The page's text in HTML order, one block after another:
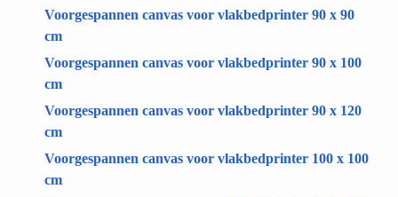
Voorgespannen canvas voor vlakbedprinter 90 x 90
cm
Voorgespannen canvas voor vlakbedprinter 90 x 100
cm
Voorgespannen canvas voor vlakbedprinter 90 x 120
cm
Voorgespannen canvas voor vlakbedprinter 100 x 100
cm